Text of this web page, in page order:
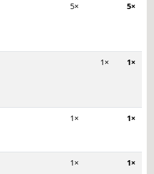
5× 5×
1× 1×
1× 1×
1× 1×